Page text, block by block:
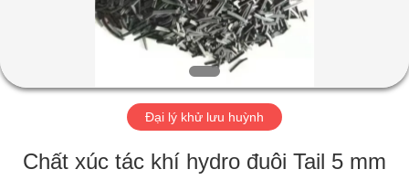
VỀ
TÔI
Đại lý khử lưu huỳnh
Chất xúc tác khí hydro đuôi Tail 5 mm